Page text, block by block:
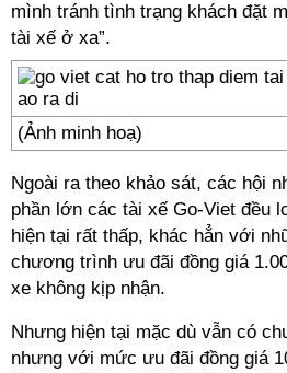
mình tránh tình trạng khách đặt
tài xế ở xa”.
(Ảnh minh hoạ)
Ngoài ra theo khảo sát, các hội
phần lớn các tài xế Go-Viet đều
hiện tại rất thấp, khác hẳn với
chương trình ưu đãi đồng giá
xe không kịp nhận.
Nhưng hiện tại mặc dù vẫn có
nhưng với mức ưu đãi đồng giá